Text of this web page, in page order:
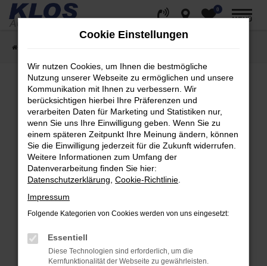
Zum
springen
0
MENÜ
Fehler: Network Error
Beim Laden ist ein Fehler aufgetreten.
Hier sind ein paar Tipps, die dir helfen können:
Überprüfe deine Firewall und deine
Internetverbindung.
Laden andere Webseiten, zum Beispiel deine
Suchmaschine?
Prüfe deine Browsererweiterungen.
Manche Erweiterungen, wie Werbeblocker,
können das Laden bestimmter Seiten
verhindern. Funktioniert die Seite in einem
Cookie Einstellungen
Wir nutzen Cookies, um Ihnen die bestmögliche
Nutzung unserer Webseite zu ermöglichen und unsere
Kommunikation mit Ihnen zu verbessern. Wir
berücksichtigen hierbei Ihre Präferenzen und
verarbeiten Daten für Marketing und Statistiken nur,
wenn Sie uns Ihre Einwilligung geben. Wenn Sie zu
einem späteren Zeitpunkt Ihre Meinung ändern, können
Sie die Einwilligung jederzeit für die Zukunft widerrufen.
Weitere Informationen zum Umfang der
Datenverarbeitung finden Sie hier:
Datenschutzerklärung Cookie-Richtlinie
Impressum
Folgende Kategorien von Cookies werden von uns eingesetzt:
Essentiell
Diese Technologien sind erforderlich, um die
Kernfunktionalität der Webseite zu gewährleisten.